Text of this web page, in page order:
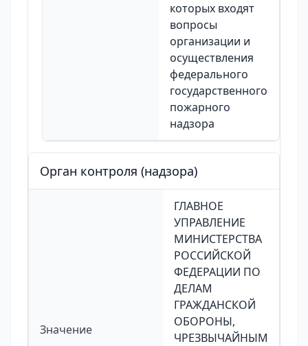
которых входят
вопросы
организации и
осуществления
федерального
государственного
пожарного
надзора
Орган контроля (надзора)
Значение
ГЛАВНОЕ
УПРАВЛЕНИЕ
МИНИСТЕРСТВА
РОССИЙСКОЙ
ФЕДЕРАЦИИ ПО
ДЕЛАМ
ГРАЖДАНСКОЙ
ОБОРОНЫ,
ЧРЕЗВЫЧАЙНЫМ